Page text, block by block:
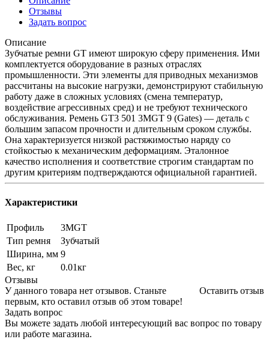
Отзывы
Задать вопрос
Описание
Зубчатые ремни GT имеют широкую сферу применения. Ими
комплектуется оборудование в разных отраслях
промышленности. Эти элементы для приводных механизмов
рассчитаны на высокие нагрузки, демонстрируют стабильную
работу даже в сложных условиях (смена температур,
воздействие агрессивных сред) и не требуют технического
обслуживания. Ремень GT3 501 3MGT 9 (Gates) — деталь с
большим запасом прочности и длительным сроком службы.
Она характеризуется низкой растяжимостью наряду со
стойкостью к механическим деформациям. Эталонное
качество исполнения и соответствие строгим стандартам по
другим критериям подтверждаются официальной гарантией.
Характеристики
Профиль
3MGT
Тип ремня
Зубчатый
Ширина, мм 9
Вес, кг
0.01кг
Отзывы
Оставить отзыв
У данного товара нет отзывов. Станьте
первым, кто оставил отзыв об этом товаре!
Задать вопрос
Вы можете задать любой интересующий вас вопрос по товару
или работе магазина.